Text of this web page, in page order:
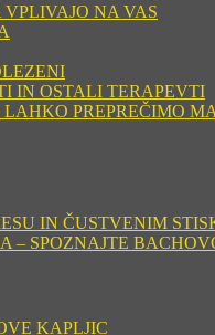
NA VAS
IN OSTALI TERAPEVTI
PREPREČIMO
IN ČUSTVENIM
– SPOZNAJTE
KAPLJIC